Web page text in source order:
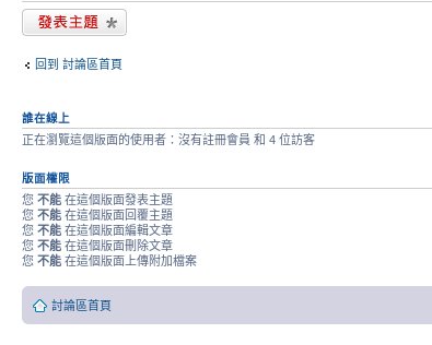
發表新主題
回到 討論區首頁
誰在線上
正在瀏覽這個版面的使用者：沒有註冊會員 和 4 位訪客
版面權限
您 不能 在這個版面發表主題
您 不能 在這個版面回覆主題
您 不能 在這個版面編輯文章
您 不能 在這個版面刪除文章
您 不能 在這個版面上傳附加檔案
討論區首頁